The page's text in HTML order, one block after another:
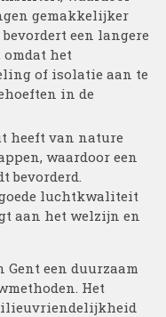
gemakkelijker
een langere
omdat het
of isolatie aan te
in de
heeft van nature
waardoor een
bevorderd.
luchtkwaliteit
aan het welzijn en
een duurzaam
Het